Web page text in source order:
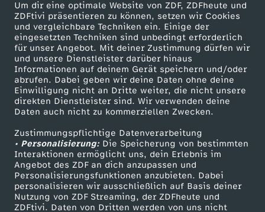
Um dir eine optimale Website von ZDF, ZDFheute und
ZDFtivi präsentieren zu können, setzen wir Cookies
und vergleichbare Techniken ein. Einige der
eingesetzten Techniken sind unbedingt erforderlich
für unser Angebot. Mit deiner Zustimmung dürfen wir
und unsere Dienstleister darüber hinaus
Informationen auf deinem Gerät speichern und/oder
abrufen. Dabei geben wir deine Daten ohne deine
Einwilligung nicht an Dritte weiter, die nicht unsere
direkten Dienstleister sind. Wir verwenden deine
Daten auch nicht zu kommerziellen Zwecken.
Zustimmungspflichtige Datenverarbeitung
• Personalisierung:Die Speicherung von bestimmten
Interaktionen ermöglicht uns, dein Erlebnis im
Angebot des ZDF an dich anzupassen und
Personalisierungsfunktionen anzubieten. Dabei
personalisieren wir ausschließlich auf Basis deiner
Nutzung von ZDF Streaming, der ZDFheute und
ZDFtivi. Daten von Dritten werden von uns nicht
e
l
e
n
u
r
v
Mehr ZDF
ZDF-Apps
Smart TV
ZDFtext
Livestreams
Sendungen A-Z
TV-Programm
Service
ZDFmitreden
Kontakt zum ZDF
Tickets
Zuschauerservice
Hilfe